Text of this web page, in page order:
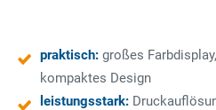
praktisch: großes
kompaktes Design
leistungsstark: